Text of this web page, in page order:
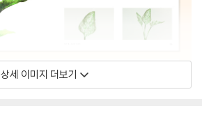
상세 이미지 더보기